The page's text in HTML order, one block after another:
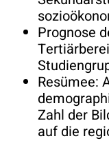
Prognose
Resümee:
Zahl der
auf die